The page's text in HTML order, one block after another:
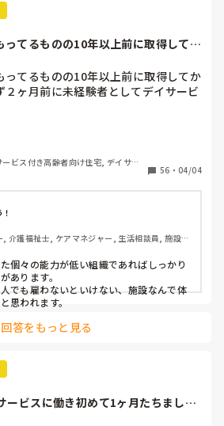
ってるものの10年以上前に取得してか
ってるものの10年以上前に取得してか
２ヶ月前に未経験者としてデイサービ
えてくれれば良いって言われ１年後く
らいます』って言われましたが、現
～事で１ヶ月前から入浴介助をしてま
を受けた後は２週空いてから、時々手
浴介助を２回やって４回目からは1人
もいるので、その方の特徴とかを聞い
２回大浴介助をしました。
。
でこなします。
に、再来週からは個浴か機械浴を頼ま
見たこともないし、教えて貰ってもな
ければいけない感じです。
人でできないのに、そんな方の入浴
が、移乗の時だけ助けを呼べばいい
ビス付き高齢者向け住宅, デイサー
56 ・ 04/04
, 介護福祉士, ケアマネジャー, 生活相談員, 施設
個々の能力が低い組織であればしっかり
あります。
でも雇わないといけない、施設なんで体
思われます。
回答をもっと見る
ービスに働き初めて1ヶ月たちまし